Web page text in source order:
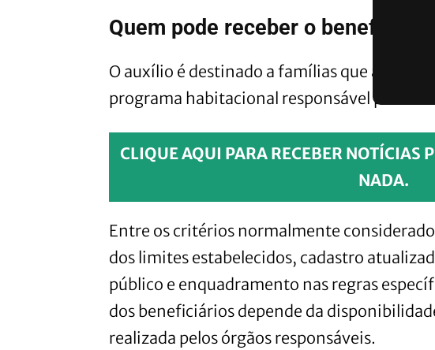
Quem pode receber o benefício
O auxílio é destinado a famílias que
programa habitacional responsável pela
CLIQUE AQUI PARA RECEBER NOTÍCIAS
NADA.
Entre os critérios normalmente
dos limites estabelecidos, cadastro
público e enquadramento nas regras
dos beneficiários depende da
realizada pelos órgãos responsáveis.